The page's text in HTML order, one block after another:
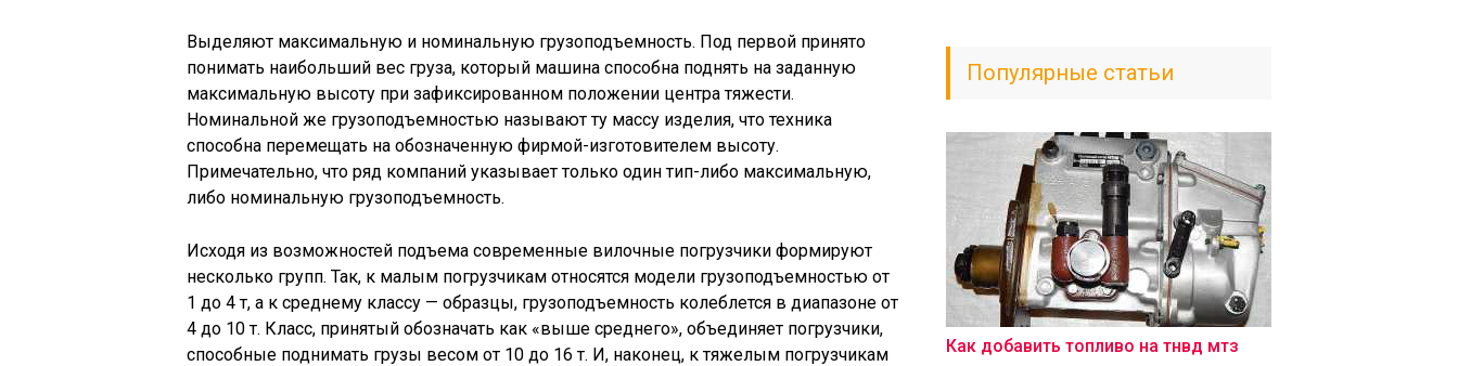
Выделяют максимальную и номинальную грузоподъемность. Под первой принято
понимать наибольший вес груза, который машина способна поднять на заданную
максимальную высоту при зафиксированном положении центра тяжести.
Номинальной же грузоподъемностью называют ту массу изделия, что техника
способна перемещать на обозначенную фирмой-изготовителем высоту.
Примечательно, что ряд компаний указывает только один тип-либо максимальную,
либо номинальную грузоподъемность.
Исходя из возможностей подъема современные вилочные погрузчики формируют
несколько групп. Так, к малым погрузчикам относятся модели грузоподъемностью от
1 до 4 т, а к среднему классу — образцы, грузоподъемность колеблется в диапазоне от
4 до 10 т. Класс, принятый обозначать как «выше среднего», объединяет погрузчики,
способные поднимать грузы весом от 10 до 16 т. И, наконец, к тяжелым погрузчикам
Популярные статьи
Как добавить топливо на тнвд мтз